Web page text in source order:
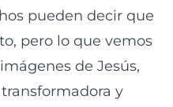
pueden decir que
pero lo que vemos
de Jesús,
y